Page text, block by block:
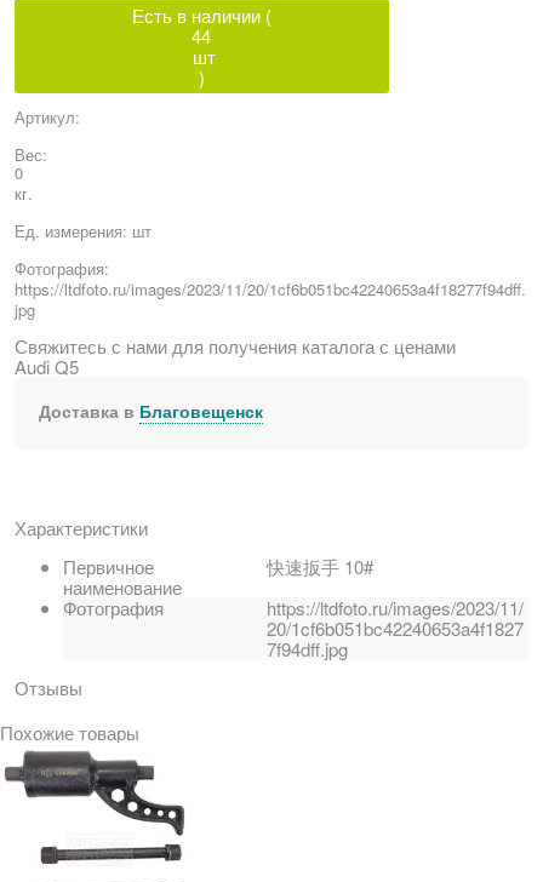
Есть в наличии (
44
шт
)
Артикул:
Вес:
0
кг.
Ед. измерения: шт
Фотография:
https://ltdfoto.ru/images/2023/11/20/1cf6b051bc42240653a4f18277f94dff.
jpg
Свяжитесь с нами для получения каталога с ценами
Audi Q5
Доставка в Благовещенск
Характеристики
Первичное
наименование
快速扳手 10#
Фотография
https://ltdfoto.ru/images/2023/11/
20/1cf6b051bc42240653a4f1827
7f94dff.jpg
Отзывы
Похожие товары